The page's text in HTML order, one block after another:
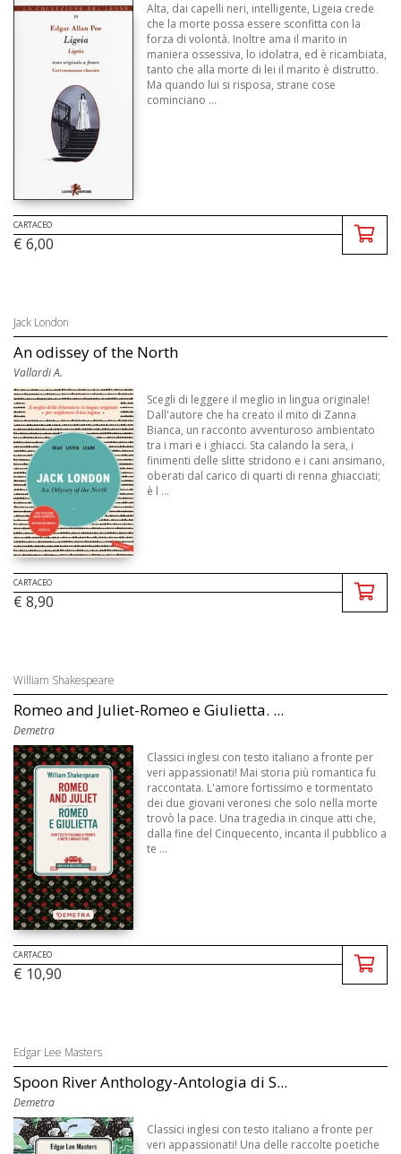
Alta, dai capelli neri, intelligente, Ligeia crede
che la morte possa essere sconfitta con la
forza di volontà. Inoltre ama il marito in
maniera ossessiva, lo idolatra, ed è ricambiata,
tanto che alla morte di lei il marito è distrutto.
Ma quando lui si risposa, strane cose
cominciano ...
CARTACEO
€ 6,00
Jack London
An odissey of the North
Vallardi A.
Scegli di leggere il meglio in lingua originale!
Dall'autore che ha creato il mito di Zanna
Bianca, un racconto avventuroso ambientato
tra i mari e i ghiacci. Sta calando la sera, i
finimenti delle slitte stridono e i cani ansimano,
oberati dal carico di quarti di renna ghiacciati;
è l ...
CARTACEO
€ 8,90
William Shakespeare
Romeo and Juliet-Romeo e Giulietta. ...
Demetra
Classici inglesi con testo italiano a fronte per
veri appassionati! Mai storia più romantica fu
raccontata. L'amore fortissimo e tormentato
dei due giovani veronesi che solo nella morte
trovò la pace. Una tragedia in cinque atti che,
dalla fine del Cinquecento, incanta il pubblico a
te ...
CARTACEO
€ 10,90
Edgar Lee Masters
Spoon River Anthology-Antologia di S...
Demetra
Classici inglesi con testo italiano a fronte per
veri appassionati! Una delle raccolte poetiche